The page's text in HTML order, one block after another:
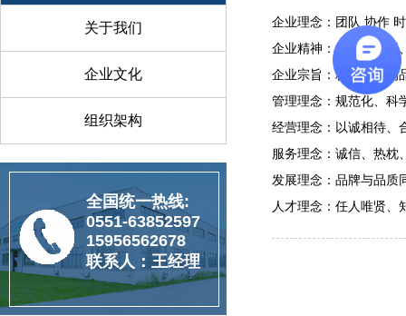
关于我们
企业文化
组织架构
全国统一热线:
0551-63852597
15956562678
联系人：王经理
企业理念：团队 协作
企业精神：学习、分享
企业宗旨：精益求精的
管理理念：规范化、科
经营理念：以诚相待、
服务理念：诚信、热枕
发展理念：品牌与品质
人才理念：任人唯贤、